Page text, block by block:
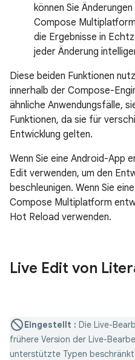
können Sie
Compose
die Ergebnisse in
jeder Änderung
Diese beiden Funktionen
innerhalb der Compose-
ähnliche Anwendungsfälle,
Funktionen, da sie für
Entwicklung gelten.
Wenn Sie eine Android-App
Edit verwenden, um den
beschleunigen. Wenn Sie
Compose Multiplatform
Hot Reload verwenden.
Live Edit von
Eingestellt : Die Live-
frühere Version der Live-
unterstützte Typen